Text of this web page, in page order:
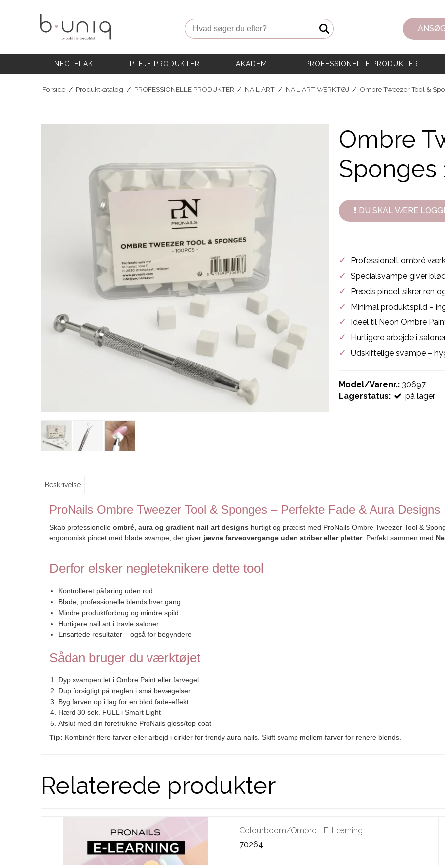
PLEJE PRODUKTER
AKADEMI
PROFESSIONELLE PRODUKTER
Eksklusive Sæt & Tilbud
Hvad søger du efter?
NEGLELAK PLEJE PRODUKTER AKADEMI PROFESSIONELLE PRODUKTER
Forside / Produktkatalog / PROFESSIONELLE PRODUKTER / NAIL ART / NAIL ART VÆRKTØJ / Ombre Tweezer Tool &
Ombre
Sponges
DU SKAL VÆRE
✓ Professionelt ombré
✓ Specialsvampe giver
✓ Præcis pincet sikrer ren
✓ Minimal produktspild –
✓ Ideel til Neon Ombre
✓ Hurtigere arbejde i
✓ Udskiftelige svampe –
Model/Varenr.: 30697
Lagerstatus:
på lager
Beskrivelse
ProNails Ombre Tweezer Tool & Sponges – Perfekte Fade & Aura Designs
Skab professionelle ombré, aura og gradient nail art designs hurtigt og præcist med ProNails Ombre Tweezer Tool &
ergonomisk pincet med bløde svampe, der giver jævne farveovergange uden striber eller pletter. Perfekt sammen med
Derfor elsker negleteknikere dette tool
Kontrolleret påføring uden rod
Bløde, professionelle blends hver gang
Mindre produktforbrug og mindre spild
Hurtigere nail art i travle saloner
Ensartede resultater – også for begyndere
Sådan bruger du værktøjet
Dyp svampen let i Ombre Paint eller farvegel
Dup forsigtigt på neglen i små bevægelser
Byg farven op i lag for en blød fade-effekt
Hærd 30 sek. FULL i Smart Light
Afslut med din foretrukne ProNails gloss/top coat
Tip: Kombinér flere farver eller arbejd i cirkler for trendy aura nails. Skift svamp mellem farver for renere blends.
Relaterede produkter
Colourboom/Ombre - E-Learning
70264